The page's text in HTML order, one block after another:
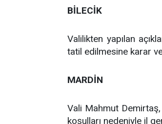
BİLECİK
Valilikten yapılan
tatil edilmesine karar
MARDİN
Vali Mahmut Demirtaş,
koşulları nedeniyle il